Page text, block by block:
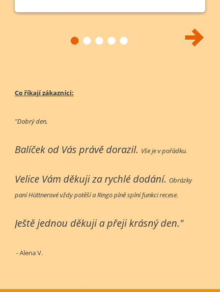
Co říkají zákazníci:
"Dobrý den,
Balíček od Vás právě dorazil. Vše je v pořádku.
Velice Vám děkuji za rychlé dodání. Obrázky
paní Hüttnerové vždy potěší a Ringo plně splní funkci recese.
Ještě jednou děkuji a přeji krásný den."
- Alena V.